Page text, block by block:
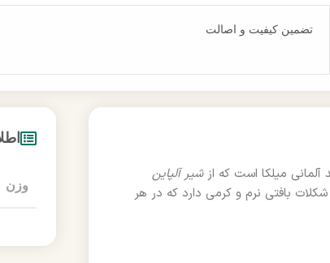
تضمین کیفیت و اصالت
آلمانی میلکا است که ازشیر آلپاین
بافتی نرم و کرمی دارد که در هر
وزن